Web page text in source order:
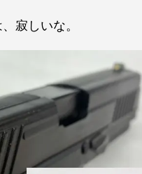
寂しいな。